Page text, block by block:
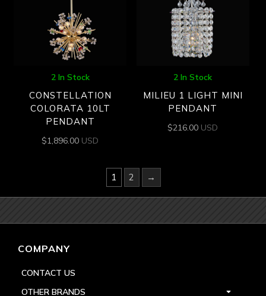
2 In Stock
CONSTELLATION
COLORATA 10LT
PENDANT
$1,896.00 USD
2 In Stock
MILIEU 1 LIGHT MINI
PENDANT
$216.00 USD
1 2 →
COMPANY
CONTACT US
OTHER BRANDS